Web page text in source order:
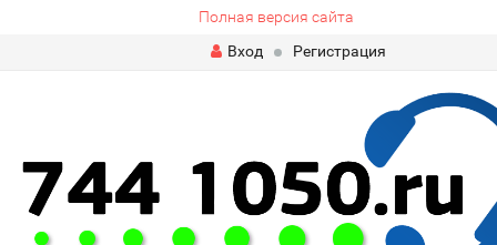
Полная версия сайта
Вход
Регистрация